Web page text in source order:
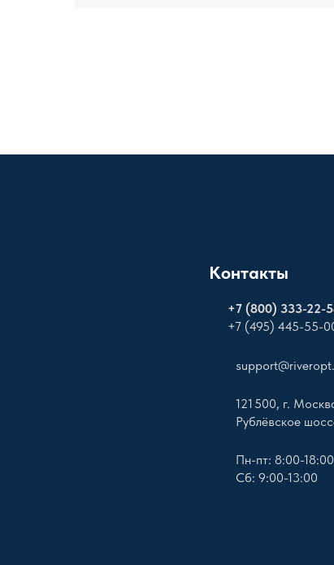
Контакты
+7 (800) 333-22-
+7 (495) 445-55-
121 500, г.
Рублёвское
Пн-пт: 8:00-18:00
Сб: 9:00-13:00